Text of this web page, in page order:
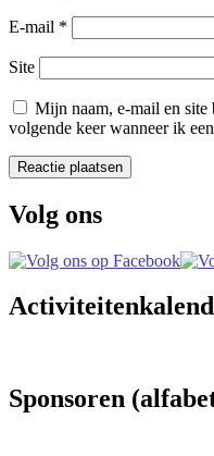
E-mail *
Site
Mijn naam, e-mail en site
volgende keer wanneer ik
Volg ons
Sponsoren